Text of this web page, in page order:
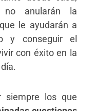
anularán la
le ayudarán a
y conseguir el
con éxito en la
siempre los que